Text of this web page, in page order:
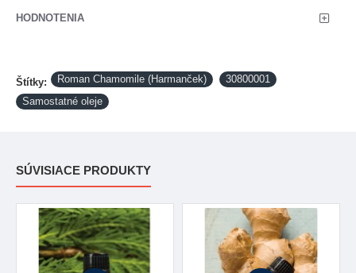
HODNOTENIA
Štítky: Roman Chamomile (Harmanček)
30800001
Samostatné oleje
SÚVISIACE PRODUKTY